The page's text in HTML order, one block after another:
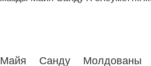
Майя Санду Молдованы